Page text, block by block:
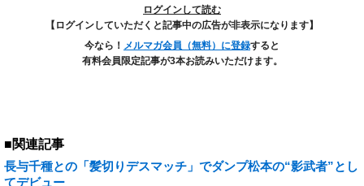
ログインして読む
【ログインしていただくと記事中の広告が非表示になります】
今なら！ メルマガ会員（無料）に登録すると
有料会員限定記事が3本お読みいただけます。
■関連記事
長与千種との「髪切りデスマッチ」でダンプ松本の“影武者”とし
てデビュー